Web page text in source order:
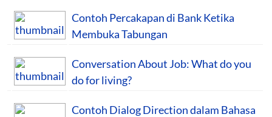
Contoh Percakapan di Bank Ketika
Membuka Tabungan
Conversation About Job: What do you
do for living?
Contoh Dialog Direction dalam Bahasa